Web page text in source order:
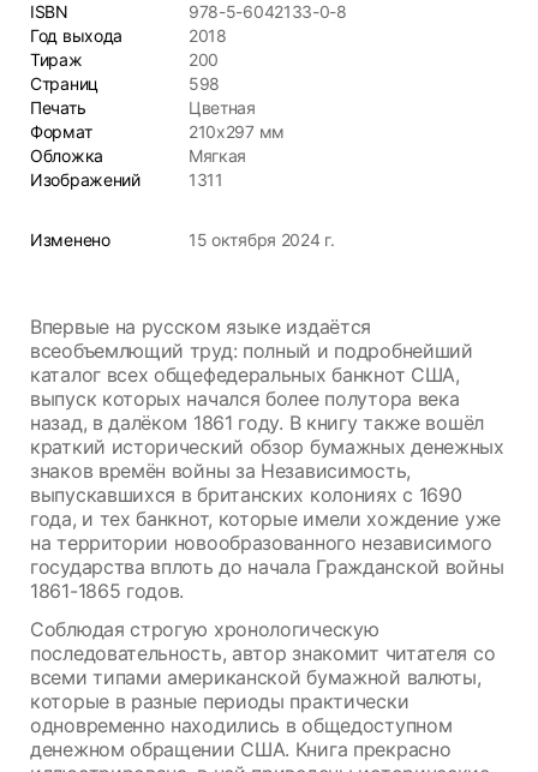
ISBN
978-5-6042133-0-8
Год выхода
2018
Тираж
200
Страниц
598
Печать
Цветная
Формат
210х297 мм
Обложка
Мягкая
Изображений
1311
Изменено 15 октября 2024 г.
Впервые на русском языке издаётся
всеобъемлющий труд: полный и подробнейший
каталог всех общефедеральных банкнот США,
выпуск которых начался более полутора века
назад, в далёком 1861 году. В книгу также вошёл
краткий исторический обзор бумажных денежных
знаков времён войны за Независимость,
выпускавшихся в британских колониях с 1690
года, и тех банкнот, которые имели хождение уже
на территории новообразованного независимого
государства вплоть до начала Гражданской войны
1861-1865 годов.
Соблюдая строгую хронологическую
последовательность, автор знакомит читателя со
всеми типами американской бумажной валюты,
которые в разные периоды практически
одновременно находились в общедоступном
денежном обращении США. Книга прекрасно